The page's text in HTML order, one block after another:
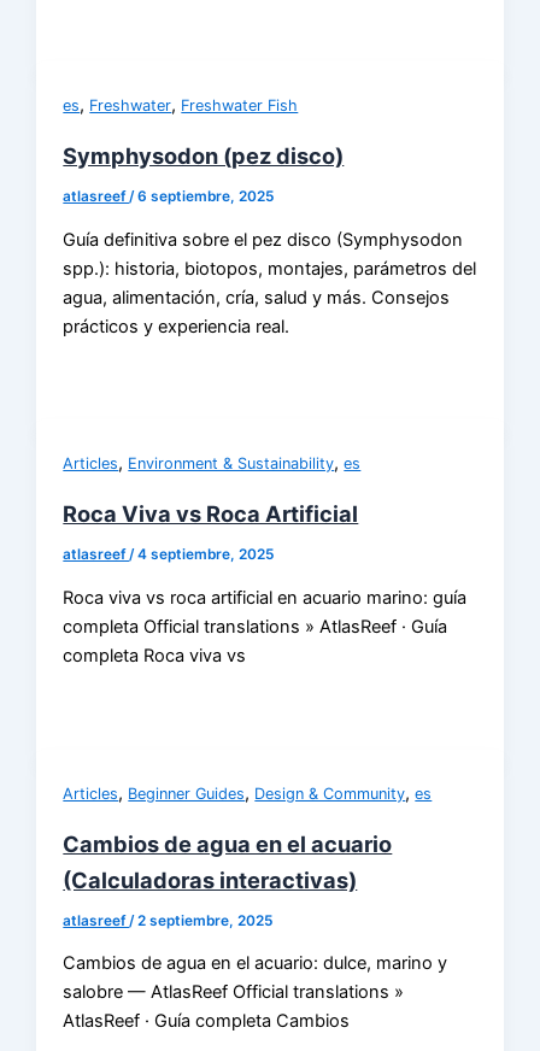
es, Freshwater, Freshwater Fish
Symphysodon (pez disco)
atlasreef/6 septiembre, 2025
Guía definitiva sobre el pez disco (Symphysodon
spp.): historia, biotopos, montajes, parámetros del
agua, alimentación, cría, salud y más. Consejos
prácticos y experiencia real.
Articles, Environment & Sustainability,es
Roca Viva vs Roca Artificial
atlasreef/4 septiembre, 2025
Roca viva vs roca artificial en acuario marino: guía
completa Official translations » AtlasReef · Guía
completa Roca viva vs
Articles, Beginner Guides, Design & Community,es
Cambios de agua en el acuario
(Calculadoras interactivas)
atlasreef /2 septiembre, 2025
Cambios de agua en el acuario: dulce, marino y
salobre — AtlasReef Official translations »
AtlasReef · Guía completa Cambios